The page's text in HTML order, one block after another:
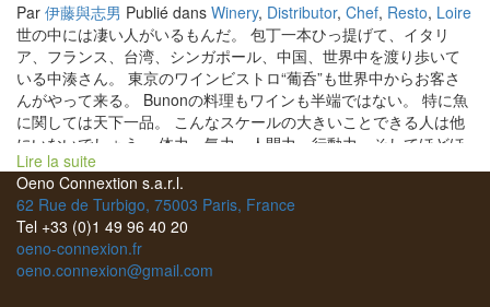
Par 伊藤與志男 Publié dans Winery, Distributor, Chef, Resto, Loire
世の中には凄い人がいるもんだ。 包丁一本ひっ提げて、イタリ
ア、フランス、台湾、シンガポール、中国、世界中を渡り歩いて
いる中湊さん。 東京のワインビストロ“葡呑”も世界中からお客さ
んがやって来る。 Bunonの料理もワインも半端ではない。 特に魚
に関しては天下一品。 こんなスケールの大きいことできる人は他
にいないでしょう。 体力、気力、人間力、行動力、そしてほどほ
どの資金力が備わらないとできない。 世界の天然記念物級の人と
言っていいだろう。 一月のトある日、ESPOAしんかわの竹ノ
内さんと神田で飲んでいた。 結構、飲んだあと。竹ノ内さんが
『伊藤さん、葡呑にいきましょう！』 ★勝山さん追悼の杯を葡呑
で！ ここでの最高の思い出は、勝山さんと昭和歌謡のミュージッ
クで楽しんだこと。 追悼の杯を中湊さん、クマちゃん、竹ノ内さ
Lire la suite
Oeno Connextion s.a.r.l.
62 Rue de Turbigo, 75003 Paris, France
Tel +33 (0)1 49 96 40 20
oeno-connexion.fr
oeno.connexion@gmail.com